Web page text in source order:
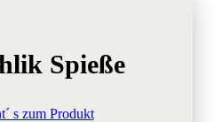
Spieße
s zum Produkt